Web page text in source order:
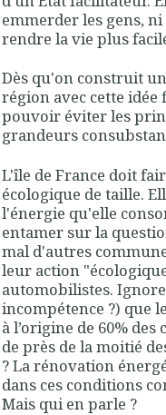
emmerder les gens,
rendre la vie plus
Dès qu'on construit
région avec cette
pouvoir éviter les
grandeurs
L'île de France doit
écologique de taille.
l'énergie qu'elle
entamer sur la
mal d'autres
leur action
automobilistes.
incompétence ?) que
à l’origine de 60%
de près de la moitié
? La rénovation
dans ces conditions
Mais qui en parle ?